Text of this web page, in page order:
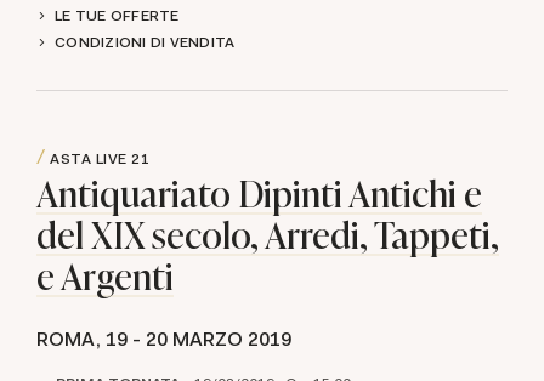
LE TUE OFFERTE
CONDIZIONI DI VENDITA
ASTA LIVE 21
Antiquariato Dipinti Antichi e
del XIX secolo, Arredi, Tappeti,
e Argenti
ROMA, 19 - 20 MARZO 2019